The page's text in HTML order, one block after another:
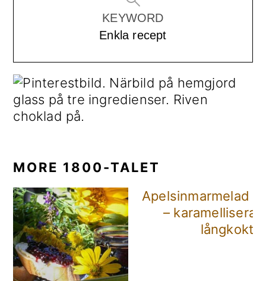
KEYWORD
Enkla recept
MORE 1800-TALET
Apelsinmarmelad
–
långkokt